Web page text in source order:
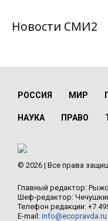
Новости СМИ2
РОССИЯ МИР
НАУКА ПРАВО
© 2026 | Все права
Главный редактор:
Шеф-редактор:
Телефон редакции: +7
E-mail: info@ecopravda.ru